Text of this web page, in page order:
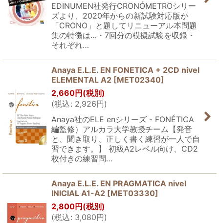
EDINUMEN社発行CRONÓMETROシリー
ズより、2020年からの新試験対応版が
「CRONO」と題してリニューアル本問題
集の特徴は…・7回分の模擬試験を収録・
それぞれ…
Anaya E.L.E. EN FONETICA + 2CD nivel
ELEMENTAL A2 [MET02340]
2,660円 (税別)
(税込: 2,926円)
Anaya社のELE enシリーズ - FONÉTICA
編監修）アルカラ大学教授チーム【発音
と、聞き取り、正しく書く練習が一人で自
習できます。】 初級A2レベル向け、CD2
枚付きの練習問…
Anaya E.L.E. EN PRAGMATICA nivel
INICIAL A1-A2 [MET03330]
2,800円 (税別)
(税込: 3,080円)